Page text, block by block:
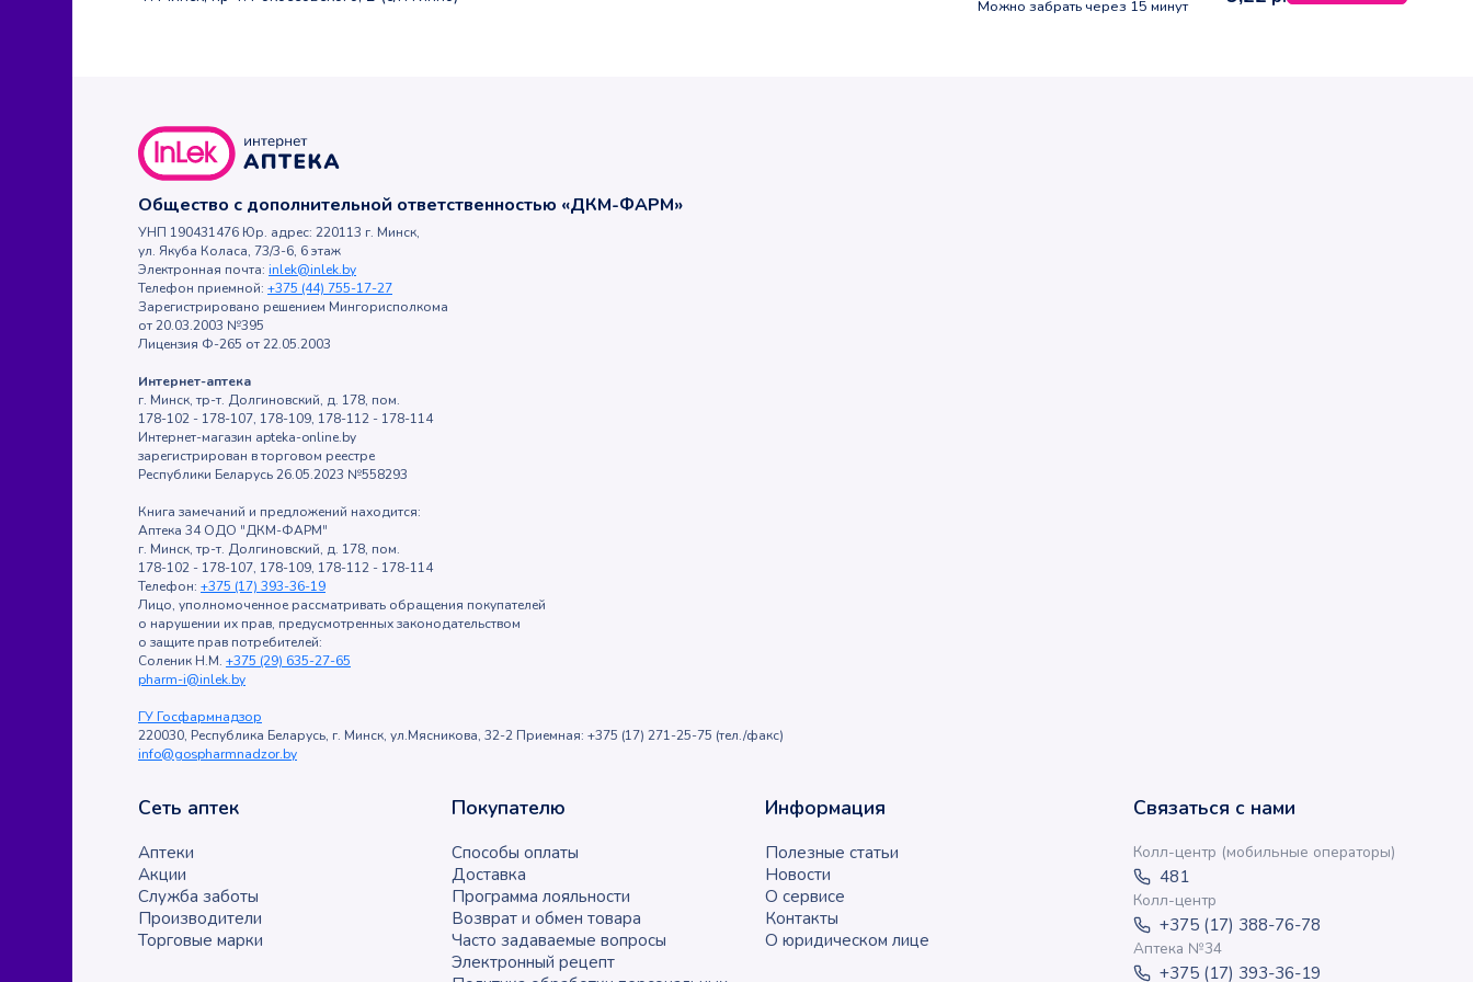
Можно забрать через 15 минут
Общество с дополнительной ответственностью «ДКМ-ФАРМ»
УНП 190431476 Юр. адрес: 220113 г. Минск,
ул. Якуба Коласа, 73/3-6, 6 этаж
Электронная почта: inlek@inlek.by
Телефон приемной: +375 (44) 755-17-27
Зарегистрировано решением Мингорисполкома
от 20.03.2003 №395
Лицензия Ф-265 от 22.05.2003
Интернет-аптека
г. Минск, тр-т. Долгиновский, д. 178, пом.
178-102 - 178-107, 178-109, 178-112 - 178-114
Интернет-магазин apteka-online.by
зарегистрирован в торговом реестре
Республики Беларусь 26.05.2023 №558293
Книга замечаний и предложений находится:
Аптека 34 ОДО "ДКМ-ФАРМ"
г. Минск, тр-т. Долгиновский, д. 178, пом.
178-102 - 178-107, 178-109, 178-112 - 178-114
Телефон: +375 (17) 393-36-19
Лицо, уполномоченное рассматривать обращения покупателей
о нарушении их прав, предусмотренных законодательством
о защите прав потребителей:
Соленик Н.М. +375 (29) 635-27-65
pharm-i@inlek.by
ГУ Госфармнадзор
220030, Республика Беларусь, г. Минск, ул.Мясникова, 32-2 Приемная: +375 (17) 271-25-75 (тел./факс)
info@gospharmnadzor.by
Сеть аптек
Аптеки
Акции
Служба заботы
Производители
Торговые марки
Покупателю
Способы оплаты
Доставка
Программа лояльности
Возврат и обмен товара
Часто задаваемые вопросы
Электронный рецепт
Информация
Полезные статьи
Новости
О сервисе
Контакты
О юридическом лице
Связаться с нами
Колл-центр (мобильные операторы)
481
Колл-центр
+375 (17) 388-76-78
Аптека №34
+375 (17) 393-36-19